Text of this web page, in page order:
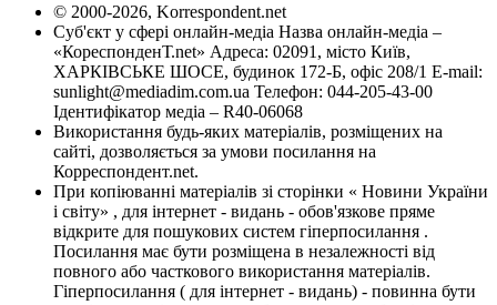
© 2000-2026, Korrespondent.net
Суб'єкт у сфері онлайн-медіа Назва онлайн-медіа –
«КореспонденТ.net» Адреса: 02091, місто Київ,
ХАРКІВСЬКЕ ШОСЕ, будинок 172-Б, офіс 208/1 E-mail:
sunlight@mediadim.com.ua Телефон: 044-205-43-00
Ідентифікатор медіа – R40-06068
Використання будь-яких матеріалів, розміщених на
сайті, дозволяється за умови посилання на
Корреспондент.net.
При копіюванні матеріалів зі сторінки « Новини України
і світу» , для інтернет - видань - обов'язкове пряме
відкрите для пошукових систем гіперпосилання .
Посилання має бути розміщена в незалежності від
повного або часткового використання матеріалів.
Гіперпосилання ( для інтернет - видань) - повинна бути